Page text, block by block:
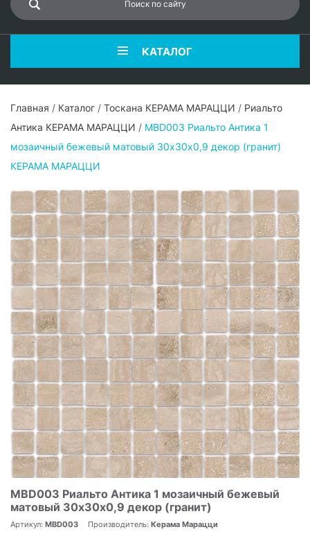
КАТАЛОГ
Главная / Каталог / Тоскана КЕРАМА МАРАЦЦИ / Риальто
Антика КЕРАМА МАРАЦЦИ / MBD003 Риальто Антика 1
мозаичный бежевый матовый 30х30х0,9 декор (гранит)
КЕРАМА МАРАЦЦИ
MBD003 Риальто Антика 1 мозаичный бежевый
матовый 30х30х0,9 декор (гранит)
Артикул: MBD003 Производитель: Керама Марацци